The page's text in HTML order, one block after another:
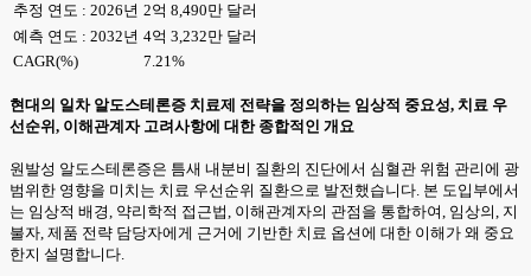
추정 연도 : 2026년 2억 8,490만 달러
예측 연도 : 2032년 4억 3,232만 달러
CAGR(%)
7.21%
현대의 일차 알도스테론증 치료제 전략을 정의하는 임상적 중요성, 치료 우
선순위, 이해관계자 고려사항에 대한 종합적인 개요
원발성 알도스테론증은 틈새 내분비 질환의 진단에서 심혈관 위험 관리에 광
범위한 영향을 미치는 치료 우선순위 질환으로 발전했습니다. 본 도입부에서
는 임상적 배경, 약리학적 접근법, 이해관계자의 관점을 통합하여, 임상의, 지
불자, 제품 전략 담당자에게 근거에 기반한 치료 옵션에 대한 이해가 왜 중요
한지 설명합니다.